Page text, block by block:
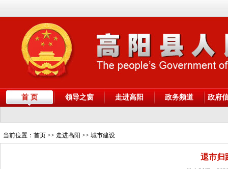
首 页 领导之窗 走进高阳 政务频道 政府
当前位置： 首页 >> 走进高阳 >> 城市建设
退市归